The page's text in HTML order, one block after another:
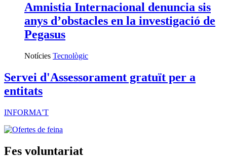
Amnistia Internacional denuncia sis
anys d’obstacles en la investigació de
Pegasus
Notícies Tecnològic
Servei d'Assessorament gratuït per a
entitats
INFORMA'T
Fes voluntariat